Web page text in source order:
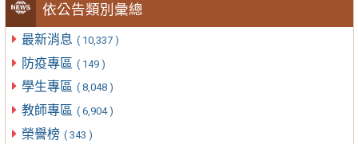
依公告類別彙總
最新消息 ( 10,337 )
防疫專區 ( 149 )
學生專區 ( 8,048 )
教師專區 ( 6,904 )
榮譽榜 ( 343 )